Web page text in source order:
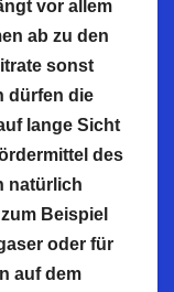
vor allem
ab zu den
sonst
dürfen die
lange Sicht
des
natürlich
Beispiel
oder für
auf dem